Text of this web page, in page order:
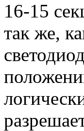
16-15
так же,